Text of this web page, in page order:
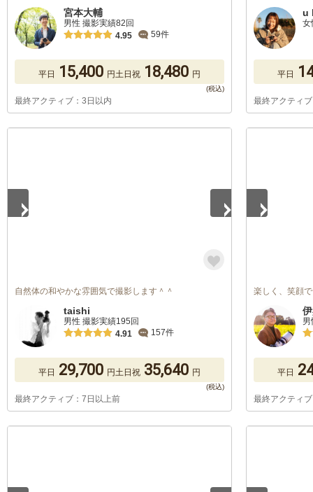
宮本大輔
男性 撮影実績82回
4.95
59件
平日 15,400 円土日祝 18,480 円
最終アクティブ：3日以内
u
女
平日
最終アクティ
自然体の和やかな雰囲気で撮影します＾＾
taishi
男性 撮影実績195回
4.91
157件
平日 29,700 円土日祝 35,640 円
最終アクティブ：7日以上前
楽しく、笑顔
平日
最終アクティ